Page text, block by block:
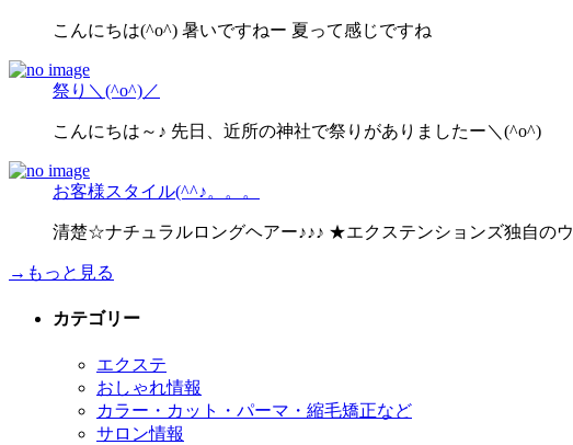
こんにちは(^o^) 暑いですねー 夏って感じですね
祭り＼(^o^)／
こんにちは～♪ 先日、近所の神社で祭りがありましたー＼(^o^)
お客様スタイル(^^♪。。。
清楚☆ナチュラルロングヘアー♪♪♪ ★エクステンションズ独自のウ
→もっと見る
カテゴリー
エクステ
おしゃれ情報
カラー・カット・パーマ・縮毛矯正など
サロン情報